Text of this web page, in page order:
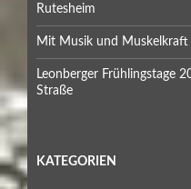
Rutesheim
Mit Musik und
Leonberger Frühlingstage
Straße
KATEGORIEN